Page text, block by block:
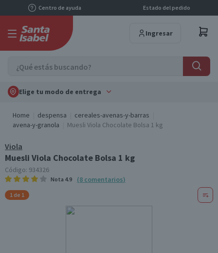
Centro de ayuda Estado del pedido
Ingresar
Elige tu modo de entrega
Home despensa
cereales-avenas-y-barras
avena-y-granola
Muesli Viola Chocolate Bolsa 1 kg
Viola
Muesli Viola Chocolate Bolsa 1 kg
Código: 934326
Nota 4.9 (8 comentarios)
1 de 1